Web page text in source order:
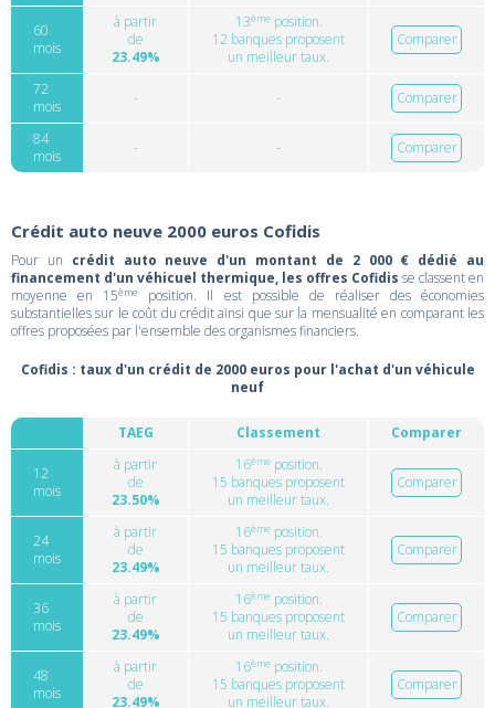
60
mois
à partir
de
23.49%
13èmeposition.
12 banques proposent
un meilleur taux.
Comparer
72
mois
- - Comparer
84
mois
- - Comparer
Crédit auto neuve 2000 euros Cofidis
Pour un crédit auto neuve d'un montant de 2 000 € dédié au
financement d'un véhicuel thermique, les offres Cofidis se classent en
moyenne en 15ème
position. Il est possible de réaliser des économies
substantielles sur le coût du crédit ainsi que sur la mensualité en comparant les
offres proposées par l'ensemble des organismes financiers.
Cofidis : taux d'un crédit de 2000 euros pour l'achat d'un véhicule
neuf
TAEG Classement Comparer
12
mois
à partir
de
23.50%
16èmeposition.
15 banques proposent
un meilleur taux.
Comparer
24
mois
à partir
de
23.49%
16èmeposition.
15 banques proposent
un meilleur taux.
Comparer
36
mois
à partir
de
23.49%
16èmeposition.
15 banques proposent
un meilleur taux.
Comparer
48
mois
à partir
de
23.49%
16èmeposition.
15 banques proposent
un meilleur taux.
Comparer